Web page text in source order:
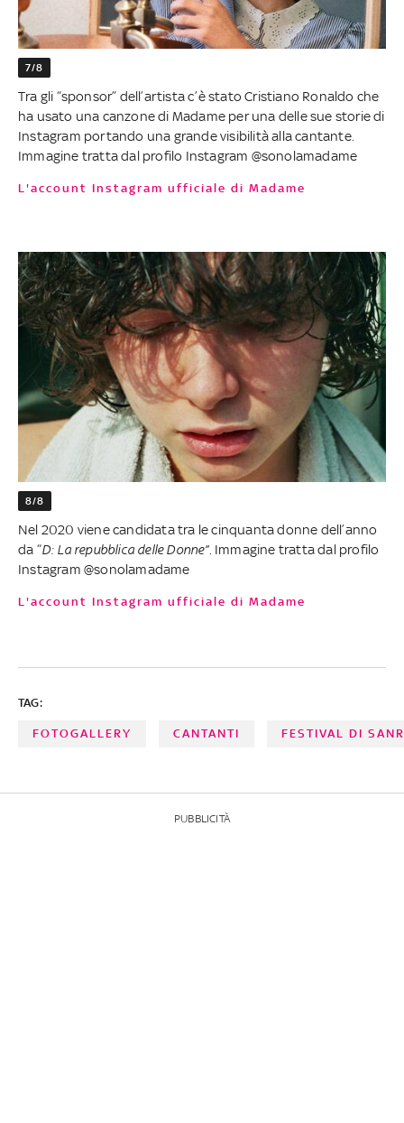
7/8
Tra gli “sponsor” dell’artista c’è stato Cristiano Ronaldo che
ha usato una canzone di Madame per una delle sue storie di
Instagram portando una grande visibilità alla cantante.
Immagine tratta dal profilo Instagram @sonolamadame
L'account Instagram ufficiale di Madame
8/8
Nel 2020 viene candidata tra le cinquanta donne dell’anno
da “D: La repubblica delle Donne”. Immagine tratta dal profilo
Instagram @sonolamadame
L'account Instagram ufficiale di Madame
TAG:
FOTOGALLERY CANTANTI FESTIVAL DI
PUBBLICITÀ